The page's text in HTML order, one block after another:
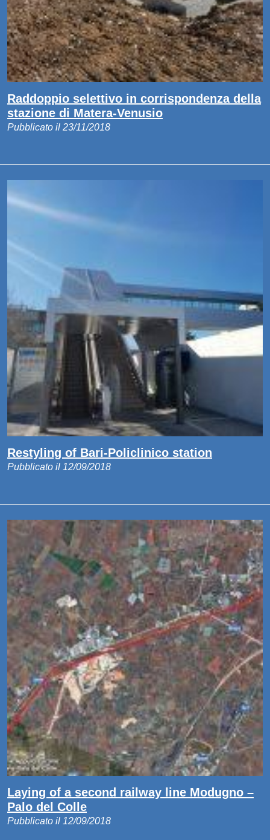
Raddoppio selettivo in corrispondenza della
stazione di Matera-Venusio
Pubblicato il 23/11/2018
Restyling of Bari-Policlinico station
Pubblicato il 12/09/2018
Laying of a second railway line Modugno –
Palo del Colle
Pubblicato il 12/09/2018